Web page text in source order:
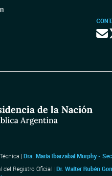
| Dra. María Ibarzabal Murphy -
del Registro Oficial | Dr. Walter Rubén